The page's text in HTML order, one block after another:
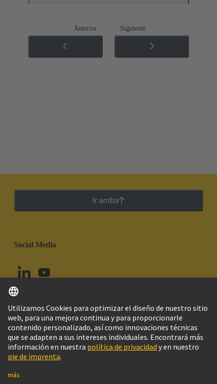
Anterior Siguiente
Ir arriba
Social Media
Chile Español
© Grupo Tecnológico HARTING
Imprint